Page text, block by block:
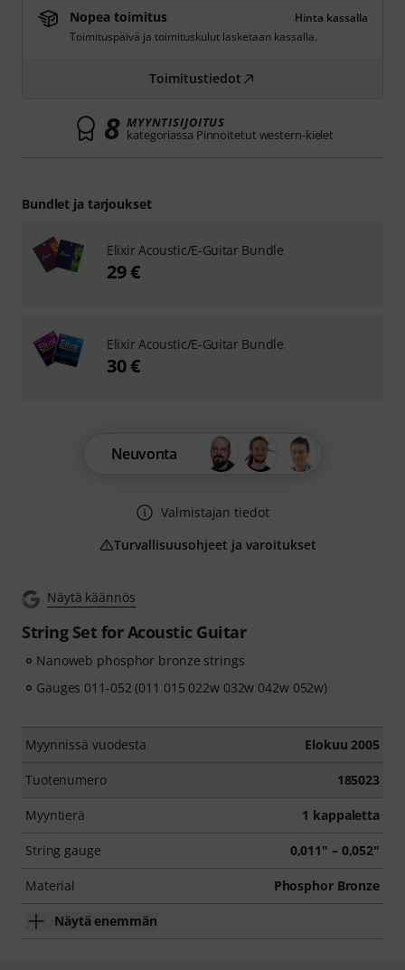
Näytä käännös
String Set for Acoustic Guitar
Nanoweb phosphor bronze strings
Gauges 011-052 (011 015 022w 032w 042w 052w)
Myynnissä vuodesta Elokuu 2005
Tuotenumero 185023
Myyntierä 1 kappaletta
String gauge 0,011" – 0,052"
Material Phosphor Bronze
Näytä enemmän
Nopea toimitus
Hinta kassalla
Toimituspäivä ja toimituskulut lasketaan kassalla.
Toimitustiedot
8 MYYNTISIJOITUS
kategoriassa Pinnoitetut western-kielet
Neuvonta
Valmistajan tiedot
Turvallisuusohjeet ja varoitukset
Bundlet ja tarjoukset
Elixir Acoustic/E-Guitar Bundle
29 €
Elixir Acoustic/E-Guitar Bundle
30 €